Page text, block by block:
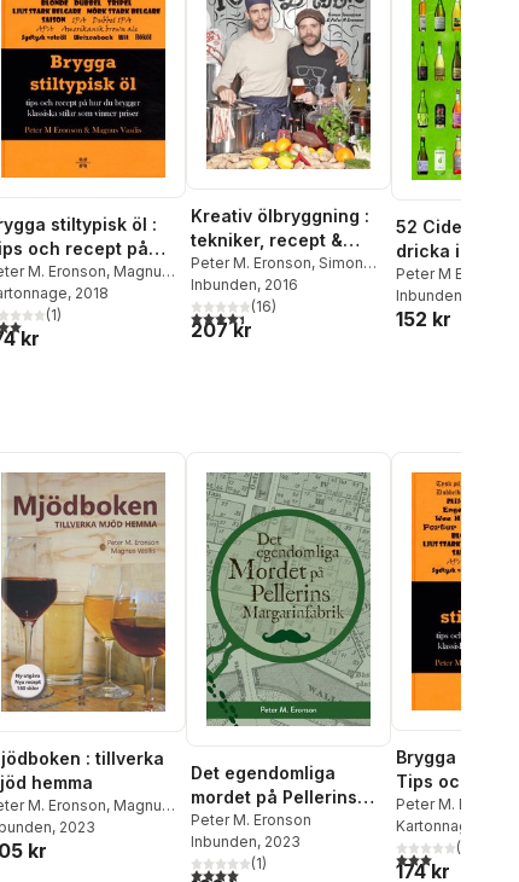
stiltypisk öl :
och recept på
du brygger
och vinna
M. Eronson, Magnus
, 2018
utav 5 stjärnor. Totalt antal röster:
(1)
kr
Kreativ ölbryggning :
tekniker, recept &
galna idéer
Peter M. Eronson, Simon
Svensson
Inbunden, 2016
4,4utav 5 stjärnor. Totalt antal röster:
(16)
207 kr
52 Cider du
dricka innan
Peter M Eronson
Vasilis
Inbunden
152 kr
: tillverka
hemma
M. Eronson, Magnus
, 2023
kr
Det egendomliga
mordet på Pellerins
margarinfabrik
Peter M. Eronson
Inbunden, 2023
4,0utav 5 stjärnor. Totalt antal röster:
(1)
Brygga
Tips och
hur du
klassisk och
Peter M. Eronson
Vasilis
Kartonnage
3,0utav 5(
174 kr